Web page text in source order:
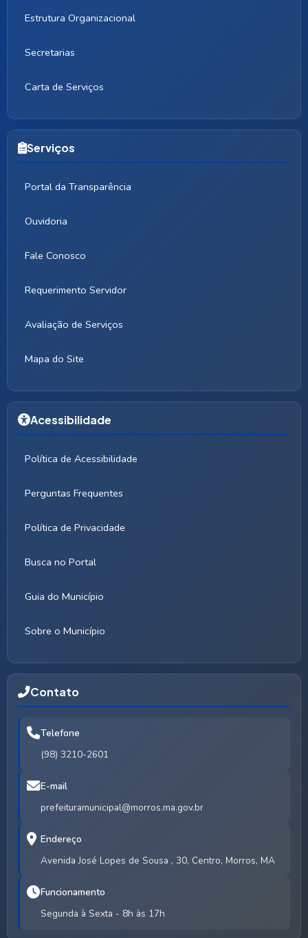
Estrutura Organizacional
Secretarias
Carta de Serviços
Serviços
Portal da Transparência
Ouvidoria
Fale Conosco
Requerimento Servidor
Avaliação de Serviços
Mapa do Site
Acessibilidade
Política de Acessibilidade
Perguntas Frequentes
Política de Privacidade
Busca no Portal
Guia do Município
Sobre o Município
Contato
Telefone
(98) 3210-2601
E-mail
prefeituramunicipal@morros.ma.gov.br
Endereço
Avenida José Lopes de Sousa , 30, Centro, Morros, MA
Funcionamento
Segunda à Sexta - 8h às 17h